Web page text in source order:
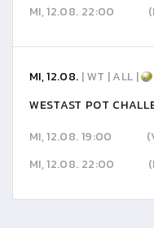
MI, 12.08. 22:00
MI, 12.08. | WT | ALL |
WESTAST POT
MI, 12.08. 19:00
MI, 12.08. 22:00